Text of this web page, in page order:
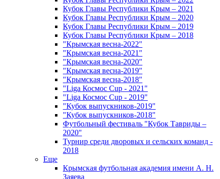
Кубок Главы Республики Крым – 2021
Кубок Главы Республики Крым – 2020
Кубок Главы Республики Крым – 2019
Кубок Главы Республики Крым – 2018
"Крымская весна-2022"
"Крымская весна-2021"
"Крымская весна-2020"
"Крымская весна-2019"
"Крымская весна-2018"
"Liga Космос Cup - 2021"
"Liga Космос Cup - 2019"
"Кубок выпускников-2019"
"Кубок выпускников-2018"
Футбольный фестиваль "Кубок Тавриды –
2020"
Турнир среди дворовых и сельских команд -
2018
Еще
Крымская футбольная академия имени А. Н.
Заяева